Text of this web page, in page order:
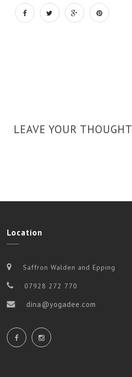
LEAVE YOUR THOUGHT
Location
Saffron Walden and Epping
07928 272 770
dina@yogadee.com